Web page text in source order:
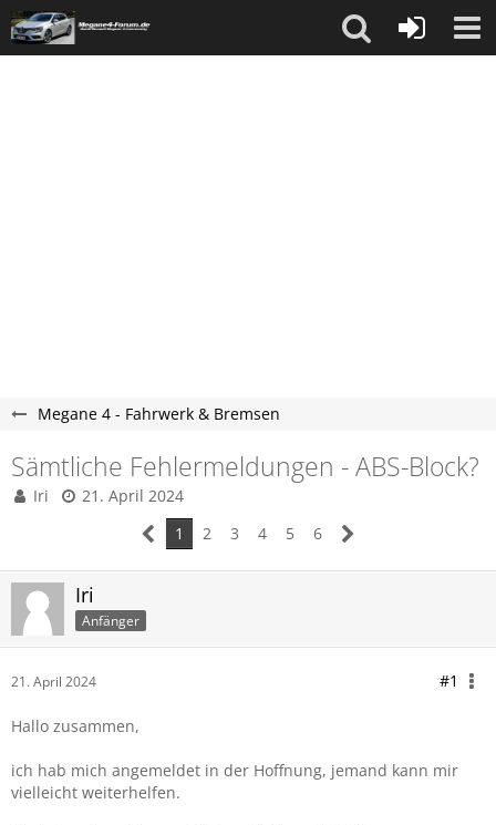
Megane 4 - Fahrwerk & Bremsen
Sämtliche Fehlermeldungen - ABS-Block?
Iri
21. April 2024
1
2 3 4 5 6
Iri
Anfänger
21. April 2024 #1
Hallo zusammen,
ich hab mich angemeldet in der Hoffnung, jemand kann mir
vielleicht weiterhelfen.